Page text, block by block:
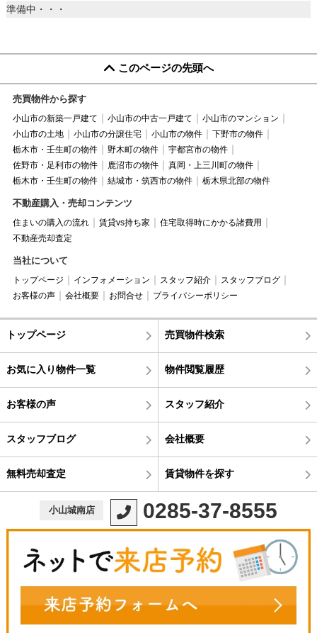
準備中・・・
このページの先頭へ
売買物件から探す
小山市の新築一戸建て 小山市の中古一戸建て
小山市のマンション
小山市の土地
小山市の分譲住宅 小山市の物件
下野市の物件
栃木市・壬生町の物件
野木町の物件
宇都宮市の物件
佐野市・足利市の物件
鹿沼市の物件
真岡・上三川町の物件
栃木市・壬生町の物件
結城市・筑西市の物件 栃木県北部の物件
不動産購入・売却コンテンツ
住まいの購入の流れ 賃貸vs持ち家
住宅取得時にかかる諸費用
不動産売却査定
当社について
トップページ インフォメーション スタッフ紹介
スタッフブログ
お客様の声
会社概要 お問合せ プライバシーポリシー
トップページ 売買物件検索
お気に入り物件一覧 物件閲覧履歴
お客様の声 スタッフ紹介
スタッフブログ 会社概要
無料売却査定 賃貸物件を探す
小山城南店 0285-37-8555